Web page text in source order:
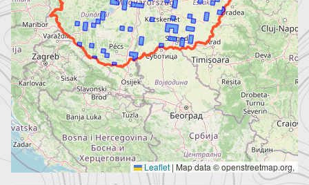
Leaflet | Map data © openstreetmap.org,